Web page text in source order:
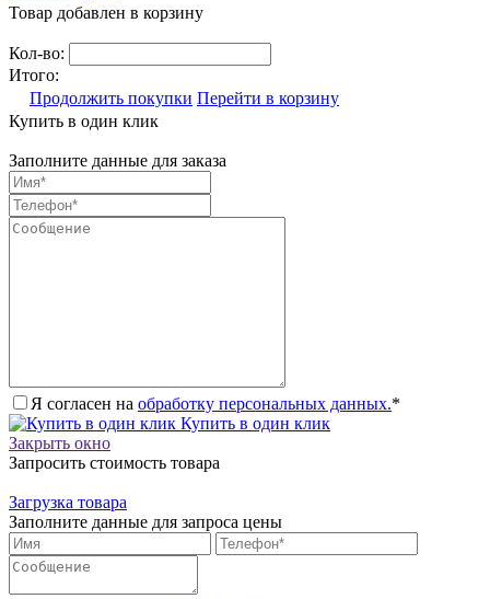
Товар добавлен в корзину
Кол-во:
Итого:
Продолжить покупки Перейти в корзину
Купить в один клик
Заполните данные для заказа
Я согласен на обработку персональных данных.*
Купить в один клик
Закрыть окно
Запросить стоимость товара
Загрузка товара
Заполните данные для запроса цены